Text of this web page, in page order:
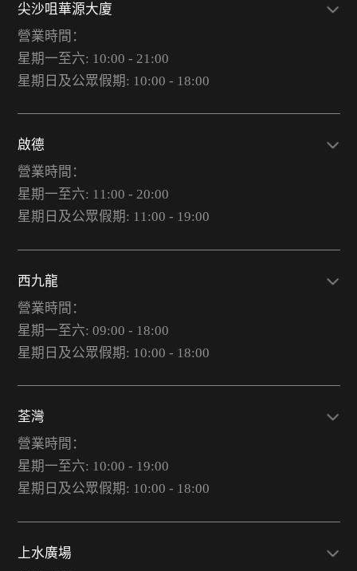
尖沙咀華源大廈
營業時間：
星期一至六: 10:00 - 21:00
星期日及公眾假期: 10:00 - 18:00
啟德
營業時間：
星期一至六: 11:00 - 20:00
星期日及公眾假期: 11:00 - 19:00
西九龍
營業時間：
星期一至六: 09:00 - 18:00
星期日及公眾假期: 10:00 - 18:00
荃灣
營業時間：
星期一至六: 10:00 - 19:00
星期日及公眾假期: 10:00 - 18:00
上水廣場